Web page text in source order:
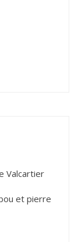
Valcartier
et pierre